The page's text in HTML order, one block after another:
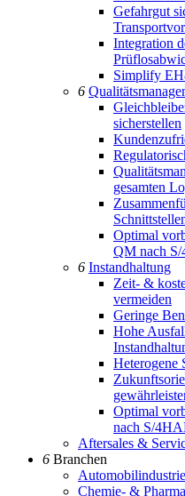
Gefahrgut
Integration
Simplify
6
sicherstellen
gesamten
Optimal
QM nach
6 Instandhaltung
Zeit- &
vermeiden
Geringe
Hohe
Heterogene
Optimal
nach S/
Aftersales &
6 Branchen
Automobilindustrie
Chemie- &